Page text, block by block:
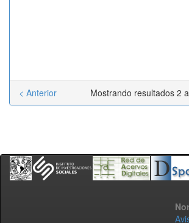
Mostrando resultados 2
< Anterior